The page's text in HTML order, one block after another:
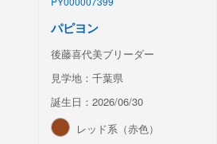
パピヨン
後藤喜代美ブリーダー
見学地：千葉県
誕生日：2026/06/30
レッド系（赤色）